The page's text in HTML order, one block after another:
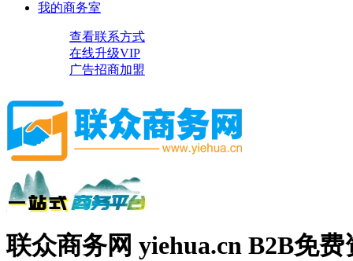
我的商务室
查看联系方式
在线升级VIP
广告招商加盟
联众商务网 yiehua.cn B2B免